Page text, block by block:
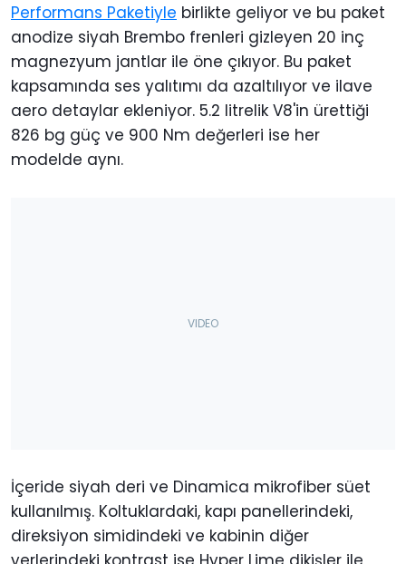
Performans Paketiyle birlikte geliyor ve bu paket
anodize siyah Brembo frenleri gizleyen 20 inç
magnezyum jantlar ile öne çıkıyor. Bu paket
kapsamında ses yalıtımı da azaltılıyor ve ilave
aero detaylar ekleniyor. 5.2 litrelik V8'in ürettiği
826 bg güç ve 900 Nm değerleri ise her
modelde aynı.
İçeride siyah deri ve Dinamica mikrofiber süet
kullanılmış. Koltuklardaki, kapı panellerindeki,
direksiyon simidindeki ve kabinin diğer